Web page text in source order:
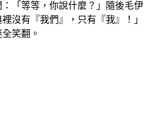
「等等，你說什麼？」隨後毛伊
沒有『我們』，只有『我』！」
笑翻。